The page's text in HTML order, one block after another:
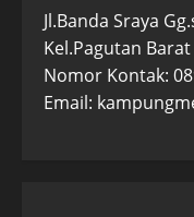
Jl.Banda Sraya
Kel.Pagutan
Nomor Kontak:
Email: